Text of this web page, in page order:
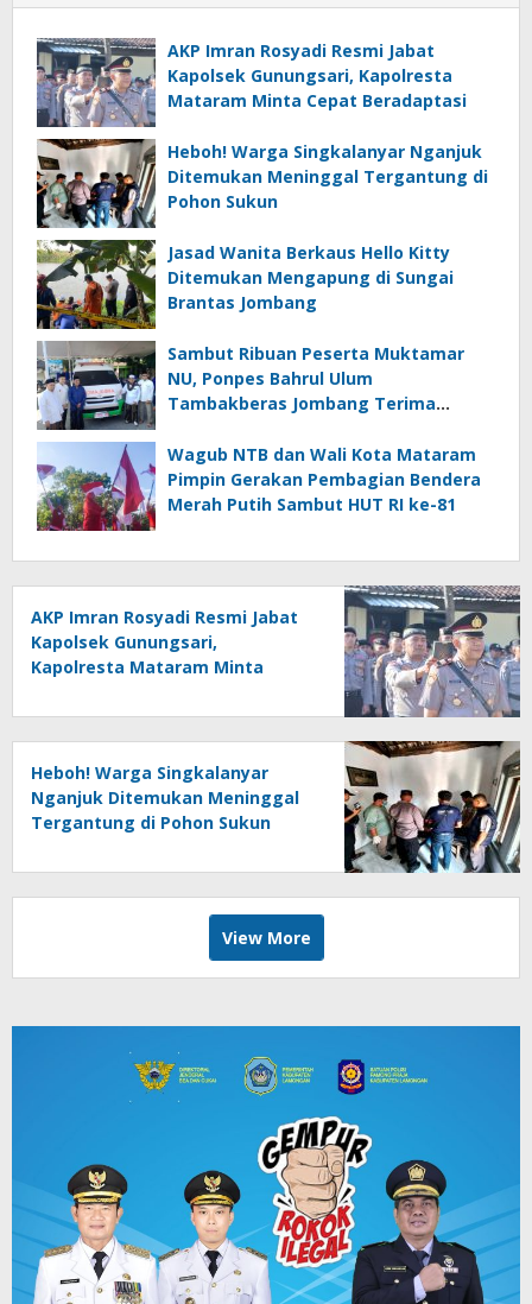
AKP Imran Rosyadi Resmi Jabat
Kapolsek Gunungsari, Kapolresta
Mataram Minta Cepat Beradaptasi
Heboh! Warga Singkalanyar Nganjuk
Ditemukan Meninggal Tergantung di
Pohon Sukun
Jasad Wanita Berkaus Hello Kitty
Ditemukan Mengapung di Sungai
Brantas Jombang
Sambut Ribuan Peserta Muktamar
NU, Ponpes Bahrul Ulum
Tambakberas Jombang Terima
Wagub NTB dan Wali Kota Mataram
Pimpin Gerakan Pembagian Bendera
Merah Putih Sambut HUT RI ke-81
AKP Imran Rosyadi Resmi Jabat
Kapolsek Gunungsari,
Kapolresta Mataram Minta
Heboh! Warga Singkalanyar
Nganjuk Ditemukan Meninggal
Tergantung di Pohon Sukun
View More